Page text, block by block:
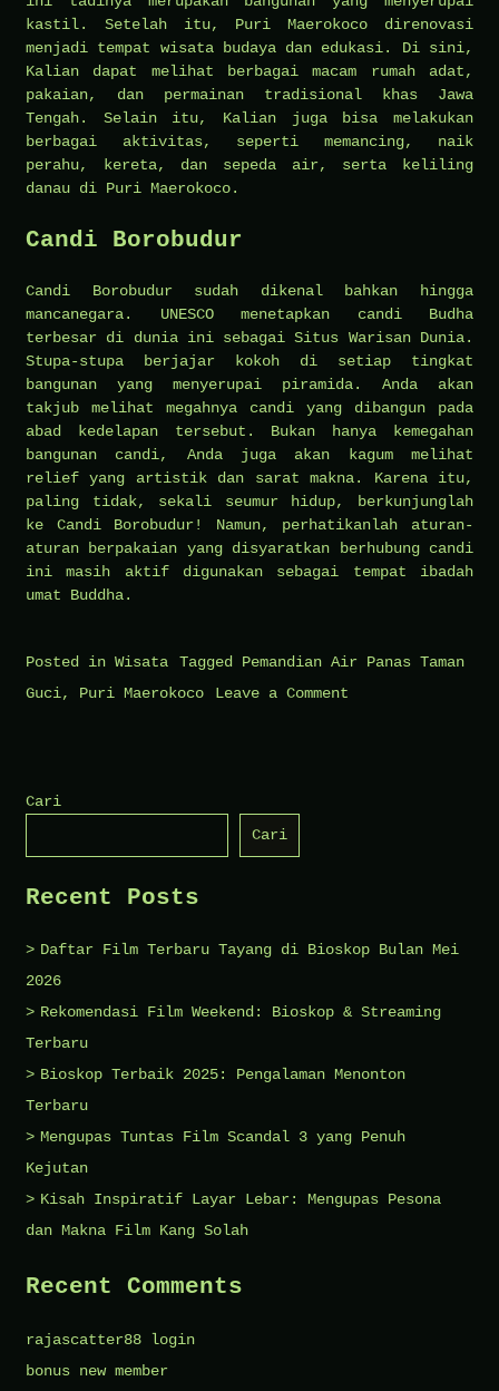
kastil. Setelah itu, Puri Maerokoco direnovasi
menjadi tempat wisata budaya dan edukasi. Di sini,
Kalian dapat melihat berbagai macam rumah adat,
pakaian, dan permainan tradisional khas Jawa
Tengah. Selain itu, Kalian juga bisa melakukan
berbagai aktivitas, seperti memancing, naik
perahu, kereta, dan sepeda air, serta keliling
danau di Puri Maerokoco.
Candi Borobudur
Candi Borobudur sudah dikenal bahkan hingga
mancanegara. UNESCO menetapkan candi Budha
terbesar di dunia ini sebagai Situs Warisan Dunia.
Stupa-stupa berjajar kokoh di setiap tingkat
bangunan yang menyerupai piramida. Anda akan
takjub melihat megahnya candi yang dibangun pada
abad kedelapan tersebut. Bukan hanya kemegahan
bangunan candi, Anda juga akan kagum melihat
relief yang artistik dan sarat makna. Karena itu,
paling tidak, sekali seumur hidup, berkunjunglah
ke Candi Borobudur! Namun, perhatikanlah aturan-
aturan berpakaian yang disyaratkan berhubung candi
ini masih aktif digunakan sebagai tempat ibadah
umat Buddha.
Posted in Wisata Tagged Pemandian Air Panas Taman
Guci, Puri Maerokoco Leave a Comment
Jawa
Cari
Cari
Recent Posts
Daftar Film Terbaru Tayang di Bioskop Bulan Mei
2026
Rekomendasi Film Weekend: Bioskop & Streaming
Terbaru
Bioskop Terbaik 2025: Pengalaman Menonton
Terbaru
Mengupas Tuntas Film Scandal 3 yang Penuh
Kejutan
Kisah Inspiratif Layar Lebar: Mengupas Pesona
dan Makna Film Kang Solah
Recent Comments
rajascatter88 login
bonus new member